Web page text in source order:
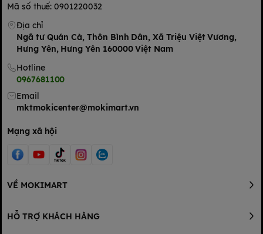
Mã số thuế: 0901220032
Địa chỉ
Ngã tư Quán Cà, Thôn Bình Dân, Xã Triệu Việt Vương,
Hưng Yên, Hưng Yên 160000 Việt Nam
Hotline
0967681100
Email
mktmokicenter@mokimart.vn
Mạng xã hội
VỀ MOKIMART
HỖ TRỢ KHÁCH HÀNG